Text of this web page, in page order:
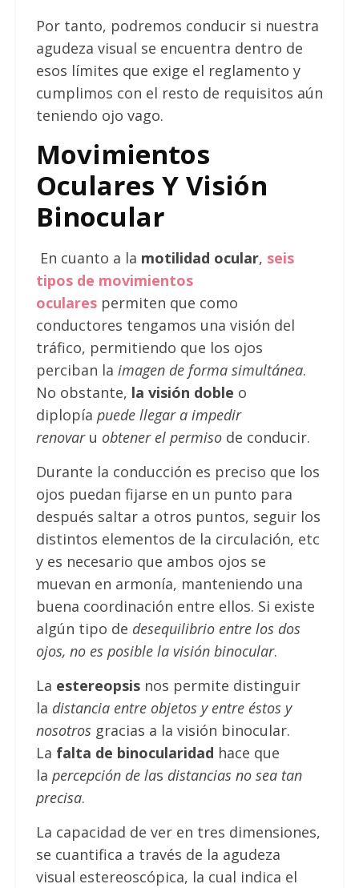
Por tanto, podremos conducir si nuestra
agudeza visual se encuentra dentro de
esos límites que exige el reglamento y
cumplimos con el resto de requisitos aún
teniendo ojo vago.
Movimientos
Oculares Y Visión
Binocular
En cuanto a la motilidad ocular, seis
tipos de movimientos
ocularespermiten que como
conductores tengamos una visión del
tráfico, permitiendo que los ojos
perciban la imagen de forma simultánea.
No obstante, la visión doble o
diplopía puede llegar a impedir
renovaru obtener el permisode conducir.
Durante la conducción es preciso que los
ojos puedan fijarse en un punto para
después saltar a otros puntos, seguir los
distintos elementos de la circulación, etc
y es necesario que ambos ojos se
muevan en armonía, manteniendo una
buena coordinación entre ellos. Si existe
algún tipo de desequilibrio entre los dos
ojos, no es posible la visión binocular.
La estereopsisnos permite distinguir
la distancia entre objetos y entre éstos y
nosotrosgracias a la visión binocular.
La falta de binocularidad hace que
la percepción de las distancias no sea tan
precisa.
La capacidad de ver en tres dimensiones,
se cuantifica a través de la agudeza
visual estereoscópica, la cual indica el